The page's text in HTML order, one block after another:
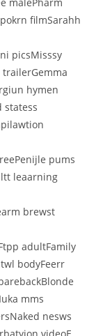
filmSarahh
picsMisssy
hymen
statess
pums
leaarning
brewst
adultFamily
bodyFeerr
mms
nesws
videoE